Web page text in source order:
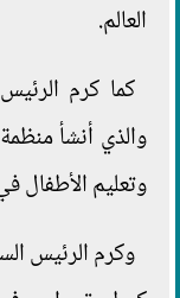
العالم.
كما كرم
والذي أنشأ
وتعليم الأطفال في 35
وكرم الرئيس